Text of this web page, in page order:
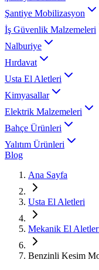
Şantiye Mobilizasyon
İş Güvenlik Malzemeleri
Nalburiye
Hırdavat
Usta El Aletleri
Kimyasallar
Elektrik Malzemeleri
Bahçe Ürünleri
Yalıtım Ürünleri
Blog
Ana Sayfa
Usta El Aletleri
Mekanik El
Benzinli Kesim